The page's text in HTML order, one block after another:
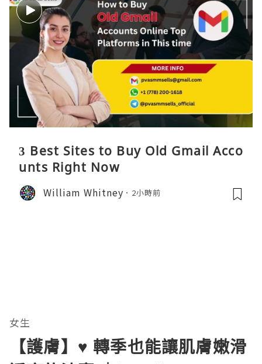
3 Best Sites to Buy Old Gmail Acco
unts Right Now
William Whitney 2小時前
女生
【護膚】♥ 轉季也能讓肌膚嫩滑